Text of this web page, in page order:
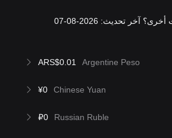
كم تبلغ قيمة 4الآن بعملات أخرى؟ آخر تحديث: 2026-08-07
Argentine Peso
ARS$0.01
Chinese Yuan
¥0
Russian Ruble
₽0